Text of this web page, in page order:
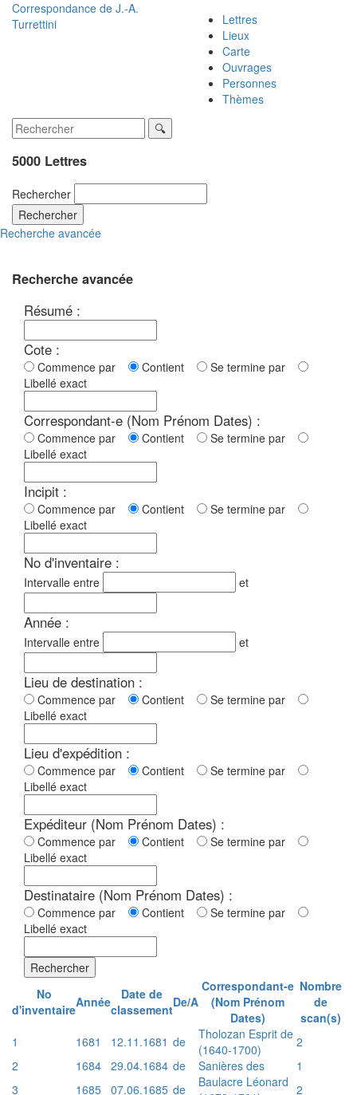
Correspondance de J.-A.
Turrettini
Lettres
Lieux
Carte
Ouvrages
Personnes
Thèmes
5000 Lettres
Rechercher
Rechercher
Recherche avancée
Recherche avancée
Résumé :
Cote :
Commence par Contient
Se termine par
Libellé exact
Correspondant-e (Nom Prénom Dates) :
Commence par Contient
Se termine par
Libellé exact
Incipit :
Commence par Contient
Se termine par
Libellé exact
No d'inventaire :
Intervalle entre et
Année :
Intervalle entre et
Lieu de destination :
Commence par Contient
Se termine par
Libellé exact
Lieu d'expédition :
Commence par Contient
Se termine par
Libellé exact
Expéditeur (Nom Prénom Dates) :
Commence par Contient
Se termine par
Libellé exact
Destinataire (Nom Prénom Dates) :
Commence par Contient
Se termine par
Libellé exact
Rechercher
No
d'inventaireAnnée
Date de
classementDe/A
Correspondant-e
(Nom Prénom
Dates)
Nombre
de
scan(s)
1
1681 12.11.1681 de
Tholozan Esprit de
(1640-1700)
2
2
1684 29.04.1684 de Sanières des
1
3
1685 07.06.1685 de
Baulacre Léonard 2